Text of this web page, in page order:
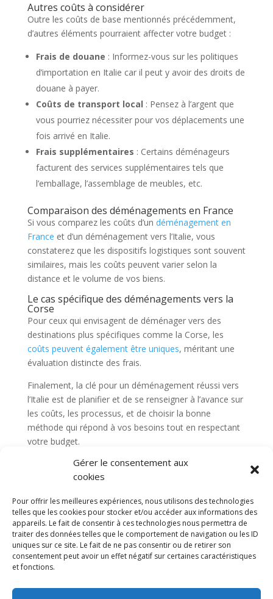
Gérer le consentement aux
cookies
Pour offrir les meilleures expériences, nous utilisons des technologies
telles que les cookies pour stocker et/ou accéder aux informations des
appareils. Le fait de consentir à ces technologies nous permettra de
traiter des données telles que le comportement de navigation ou les ID
uniques sur ce site. Le fait de ne pas consentir ou de retirer son
consentement peut avoir un effet négatif sur certaines caractéristiques
et fonctions.
Autres coûts à considérer
Outre les coûts de base mentionnés précédemment,
d’autres éléments pourraient affecter votre budget :
Frais de douane : Informez-vous sur les politiques
d’importation en Italie car il peut y avoir des droits de
douane à payer.
Coûts de transport local : Pensez à l’argent que
vous pourriez nécessiter pour vos déplacements une
fois arrivé en Italie.
Frais supplémentaires : Certains déménageurs
facturent des services supplémentaires tels que
l’emballage, l’assemblage de meubles, etc.
Comparaison des déménagements en France
Si vous comparez les coûts d’un déménagement en
France et d’un déménagement vers l’Italie, vous
constaterez que les dispositifs logistiques sont souvent
similaires, mais les coûts peuvent varier selon la
distance et le volume de vos biens.
Le cas spécifique des déménagements vers la
Corse
Pour ceux qui envisagent de déménager vers des
destinations plus spécifiques comme la Corse, les
coûts peuvent également être uniques, méritant une
évaluation distincte des frais.
Finalement, la clé pour un déménagement réussi vers
l’Italie est de planifier et de se renseigner à l’avance sur
les coûts, les processus, et de choisir la bonne
méthode qui répond à vos besoins tout en respectant
votre budget.
Diable electrique CGV
Mentions légales
Politique de confidentialité et protection des
données
Paiement sécurisé
Gérer mes cookies
Nous contacter
Blog